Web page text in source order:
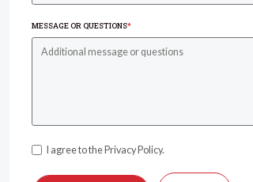
MESSAGE OR QUESTIONS*
I agree to the Privacy Policy.